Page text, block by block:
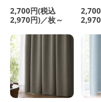
2,700円(税込
2,970円)／枚～